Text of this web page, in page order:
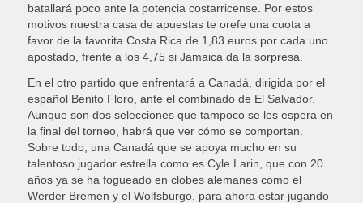
batallará poco ante la potencia costarricense. Por estos
motivos nuestra casa de apuestas te orefe una cuota a
favor de la favorita Costa Rica de 1,83 euros por cada uno
apostado, frente a los 4,75 si Jamaica da la sorpresa.
En el otro partido que enfrentará a Canadá, dirigida por el
español Benito Floro, ante el combinado de El Salvador.
Aunque son dos selecciones que tampoco se les espera en
la final del torneo, habrá que ver cómo se comportan.
Sobre todo, una Canadá que se apoya mucho en su
talentoso jugador estrella como es Cyle Larin, que con 20
años ya se ha fogueado en clobes alemanes como el
Werder Bremen y el Wolfsburgo, para ahora estar jugando